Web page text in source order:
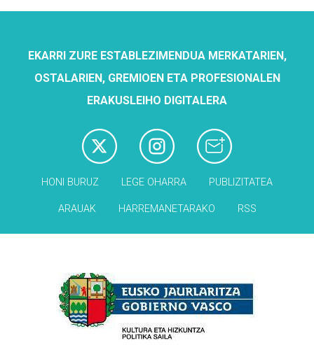
EKARRI ZURE ESTABLEZIMENDUA MERKATARIEN,
OSTALARIEN, GREMIOEN ETA PROFESIONALEN
ERAKUSLEIHO DIGITALERA
HONI BURUZ LEGE OHARRA PUBLIZITATEA
ARAUAK HARREMANETARAKO RSS